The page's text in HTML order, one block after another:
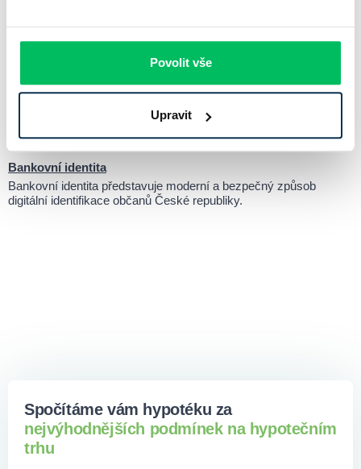
Povolit vše
Upravit
Pronajímatel
nájemci právo užívat nemovitost na základě uzavřené nájemní
smlouvy.
Bankovní identita
Bankovní identita představuje moderní a bezpečný způsob
digitální identifikace občanů České republiky.
Spočítáme vám hypotéku za
nejvýhodnějších podmínek na hypotečním
trhu